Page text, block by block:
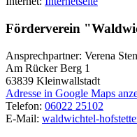
Förderverein
Ansprechpartner: Verena
Am Rücker Berg 1
63839 Kleinwallstadt
Adresse in Google Maps
Telefon: 06022 25102
E-Mail: waldwichtel-